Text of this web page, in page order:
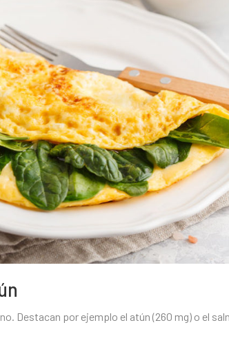
Destacan por ejemplo el atún (260 mg) o el